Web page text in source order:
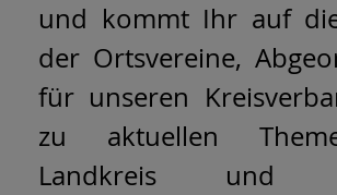
und kommt Ihr auf
der Ortsvereine,
für unseren
zu aktuellen
Landkreis und